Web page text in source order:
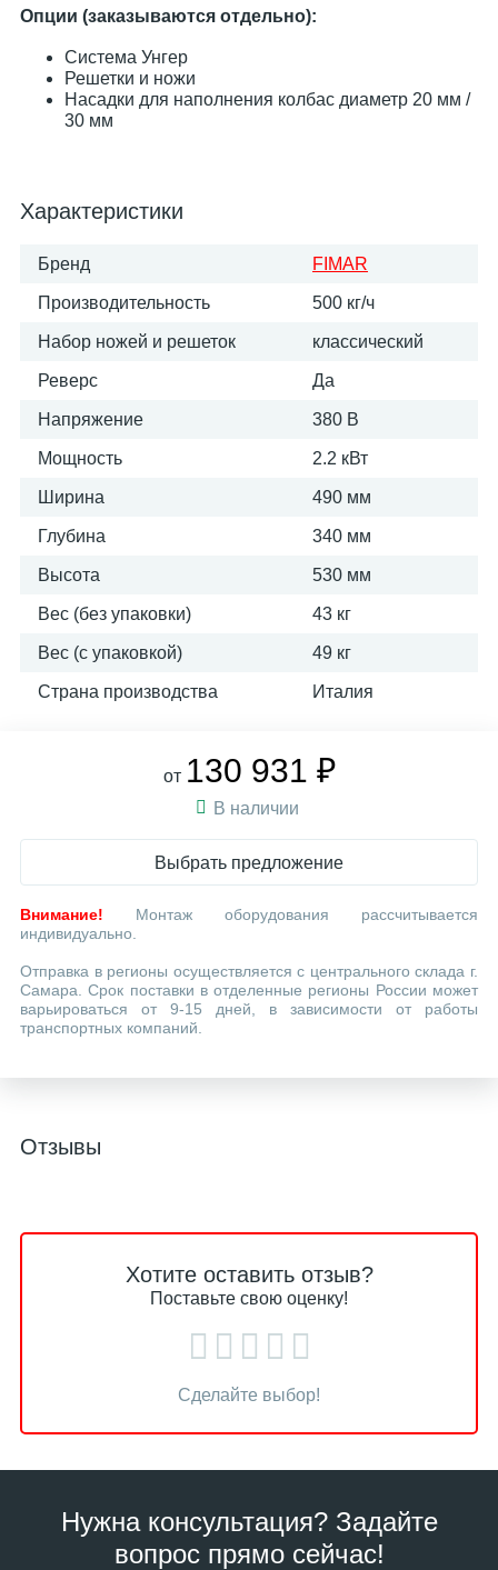
Опции (заказываются отдельно):
Система Унгер
Решетки и ножи
Насадки для наполнения колбас диаметр 20 мм /
30 мм
Характеристики
Бренд FIMAR
Производительность 500 кг/ч
Набор ножей и решеток классический
Реверс Да
Напряжение 380 В
Мощность 2.2 кВт
Ширина 490 мм
Глубина 340 мм
Высота 530 мм
Вес (без упаковки) 43 кг
Вес (с упаковкой) 49 кг
Страна производства Италия
от 130 931 ₽
В наличии
Выбрать предложение
Внимание! Монтаж оборудования рассчитывается
индивидуально.
Отправка в регионы осуществляется с центрального склада г.
Самара. Срок поставки в отделенные регионы России может
варьироваться от 9-15 дней, в зависимости от работы
транспортных компаний.
Отзывы
Хотите оставить отзыв?
Поставьте свою оценку!
Сделайте выбор!
Нужна консультация? Задайте
вопрос прямо сейчас!